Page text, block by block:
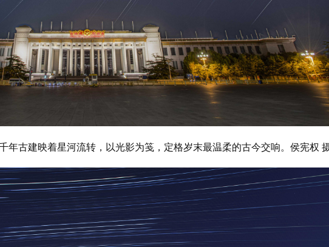
年古建映着星河流转，以光影为笺，定格岁末最温柔的古今交响。侯宪权